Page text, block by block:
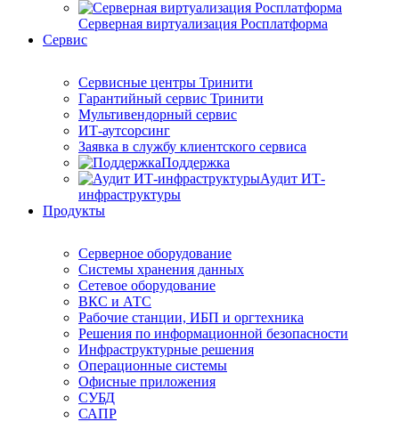
Серверная виртуализация Росплатформа
Сервис
Сервисные центры Тринити
Гарантийный сервис Тринити
Мультивендорный сервис
ИТ-аутсорсинг
Заявка в службу клиентского сервиса
Поддержка
Аудит ИТ-
инфраструктуры
Продукты
Серверное оборудование
Системы хранения данных
Сетевое оборудование
ВКС и АТС
Рабочие станции, ИБП и оргтехника
Решения по информационной безопасности
Инфраструктурные решения
Операционные системы
Офисные приложения
СУБД
САПР